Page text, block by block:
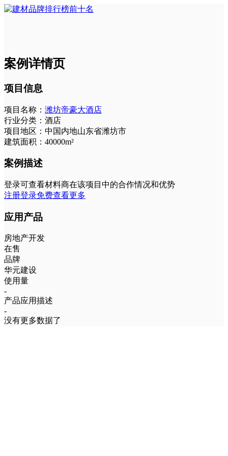
案例详情页
项目信息
项目名称： 潍坊帝豪大酒店
行业分类： 酒店
项目地区： 中国内地山东省潍坊市
建筑面积： 40000m²
案例描述
登录可查看材料商在该项目中的合作情况和优势
注册登录免费查看更多
应用产品
房地产开发
在售
品牌
华元建设
使用量
-
产品应用描述
-
没有更多数据了